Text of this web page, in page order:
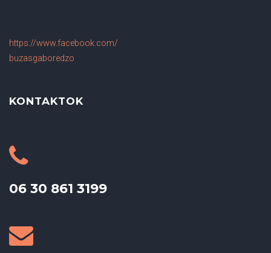
https://www.facebook.com/
buzasgaboredzo
KONTAKTOK
06 30 861 3199